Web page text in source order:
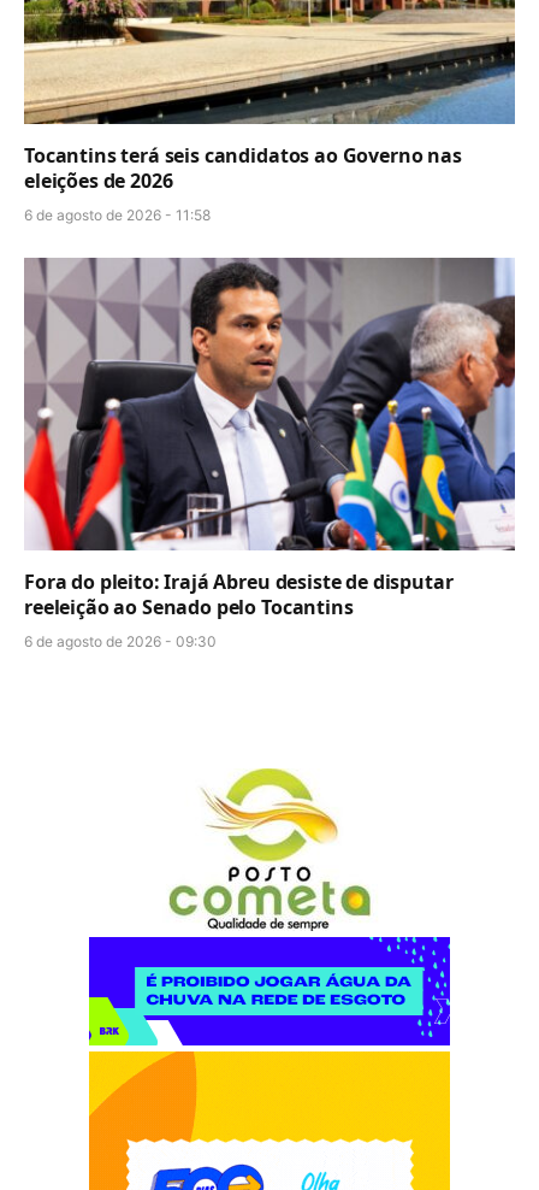
Tocantins terá seis candidatos ao Governo nas
eleições de 2026
6 de agosto de 2026 - 11:58
Fora do pleito: Irajá Abreu desiste de disputar
reeleição ao Senado pelo Tocantins
6 de agosto de 2026 - 09:30